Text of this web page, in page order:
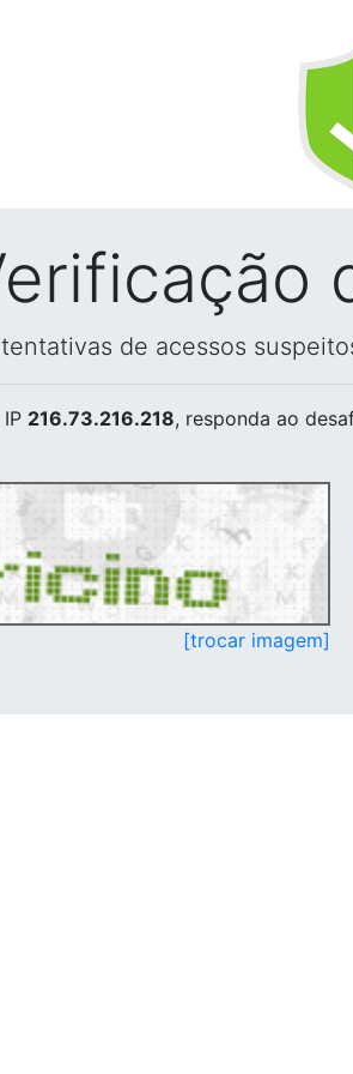
de acessos
216.73.216.218, responda ao
[trocar imagem]